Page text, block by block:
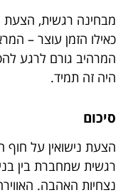
מבחינה רגשית, הצעת
כאילו הזמן עוצר –
המרהיב גורם לרגע
היה זה תמיד.
סיכום
הצעת נישואין על חוף
רגשית שמחברת בין
נצחיות האהבה.